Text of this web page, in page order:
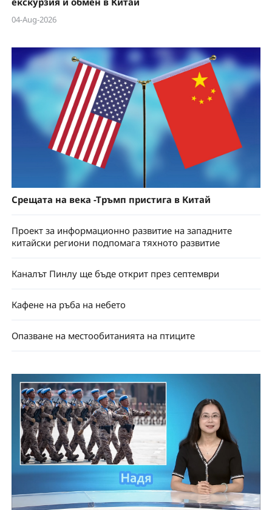
04-Aug-2026
Срещата на века -Тръмп пристига в Китай
Проект за информационно развитие на западните
китайски региони подпомага тяхното развитие
Каналът Пинлу ще бъде открит през септември
Кафене на ръба на небето
Опазване на местообитанията на птиците